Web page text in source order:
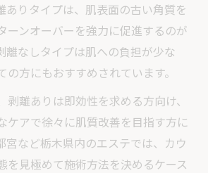
ありタイプは、肌表面の古い角質を
ーンオーバーを強力に促進するのが
離なしタイプは肌への負担が少な
の方にもおすすめされています。
剥離ありは即効性を求める方向け、
ケアで徐々に肌質改善を目指す方に
宮など栃木県内のエステでは、カウ
を見極めて施術方法を決めるケース